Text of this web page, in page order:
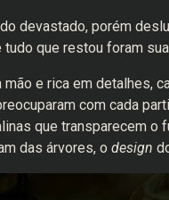
devastado, porém
que restou foram
e rica em detalhes,
com cada
que transparecem o
das árvores, o design